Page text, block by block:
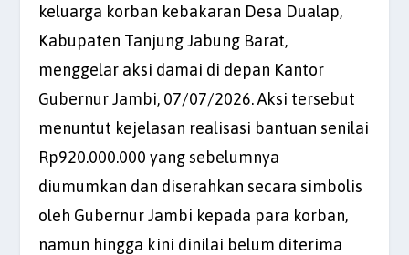
keluarga korban kebakaran Desa Dualap,
Kabupaten Tanjung Jabung Barat,
menggelar aksi damai di depan Kantor
Gubernur Jambi, 07/07/2026. Aksi tersebut
menuntut kejelasan realisasi bantuan senilai
Rp920.000.000 yang sebelumnya
diumumkan dan diserahkan secara simbolis
oleh Gubernur Jambi kepada para korban,
namun hingga kini dinilai belum diterima